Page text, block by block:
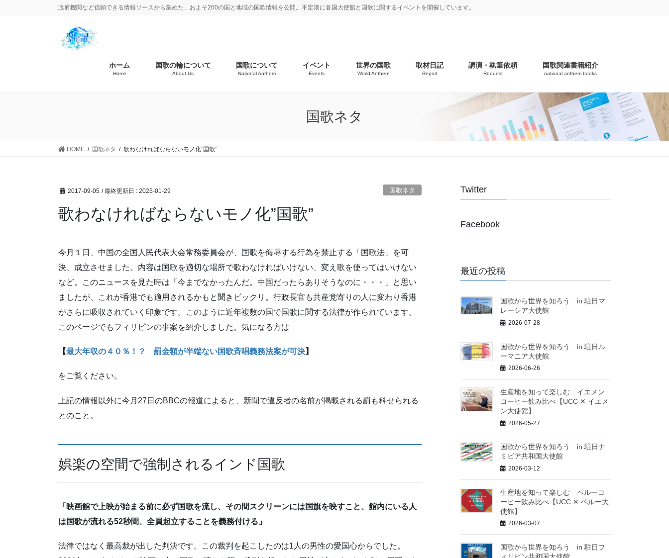
政府機関など信頼できる情報ソースから集めた、およそ200の国と地域の国歌情報を公開。不定期に各国大使館と国歌に関するイベントを開催しています。
ホーム
Home
国歌の輪について
About Us
国歌について
National Anthem
イベント
Events
世界の国歌
World Anthem
取材日記
Report
講演・執筆依頼
Request
国歌関連書籍紹介
national anthem books
国歌ネタ
HOME 国歌ネタ 歌わなければならないモノ化”国歌”
2017-09-05 / 最終更新日 : 2025-01-29 国歌ネタ
歌わなければならないモノ化”国歌”
今月１日、中国の全国人民代表大会常務委員会が、国歌を侮辱する行為を禁止する「国歌法」を可
決、成立させました。内容は国歌を適切な場所で歌わなければいけない、変え歌を使ってはいけない
など。このニュースを見た時は「今までなかったんだ。中国だったらありそうなのに・・・」と思い
ましたが、これが香港でも適用されるかもと聞きビックリ。行政長官も共産党寄りの人に変わり香港
がさらに吸収されていく印象です。このように近年複数の国で国歌に関する法律が作られています。
このページでもフィリピンの事案を紹介しました。気になる方は
【最大年収の４０％！？ 罰金額が半端ない国歌斉唱義務法案が可決】
をご覧ください。
上記の情報以外に今月27日のBBCの報道によると、新聞で違反者の名前が掲載される罰も科せられる
とのこと。
娯楽の空間で強制されるインド国歌
「映画館で上映が始まる前に必ず国歌を流し、その間スクリーンには国旗を映すこと、館内にいる人
は国歌が流れる52秒間、全員起立することを義務付ける」
法律ではなく最高裁が出した判決です。この裁判を起こしたのは1人の男性の愛国心からでした。
Twitter
Facebook
最近の投稿
国歌から世界を知ろう in 駐日マ
レーシア大使館
2026-07-28
国歌から世界を知ろう in 駐日ル
ーマニア大使館
2026-06-26
生産地を知って楽しむ イエメン
コーヒー飲み比べ【UCC ✕ イエメ
ン大使館】
2026-05-27
国歌から世界を知ろう in 駐日ナ
ミビア共和国大使館
2026-03-12
生産地を知って楽しむ ペルーコ
ーヒー飲み比べ【UCC ✕ ペルー大
使館】
2026-03-07
国歌から世界を知ろう in 駐日フ